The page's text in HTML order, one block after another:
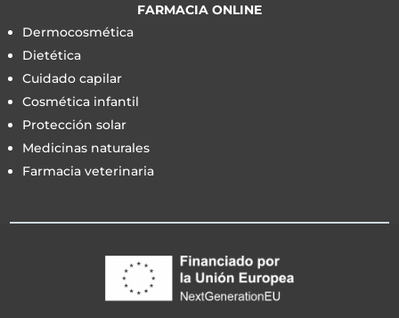
FARMACIA ONLINE
Dermocosmética
Dietética
Cuidado capilar
Cosmética infantil
Protección solar
Medicinas naturales
Farmacia veterinaria